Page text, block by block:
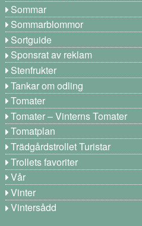
Sommar
Sommarblommor
Sortguide
Sponsrat av reklam
Stenfrukter
Tankar om odling
Tomater
Tomater – Vinterns Tomater
Tomatplan
Trädgårdstrollet Turistar
Trollets favoriter
Vår
Vinter
Vintersådd